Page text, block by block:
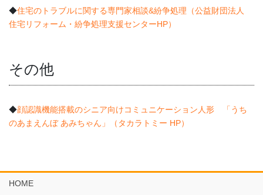
◆住宅のトラブルに関する専門家相談&紛争処理（公益財団法人
住宅リフォーム・紛争処理支援センターHP）
その他
◆顔認識機能搭載のシニア向けコミュニケーション人形 「うち
のあまえんぼ あみちゃん」（タカラトミー HP）
HOME